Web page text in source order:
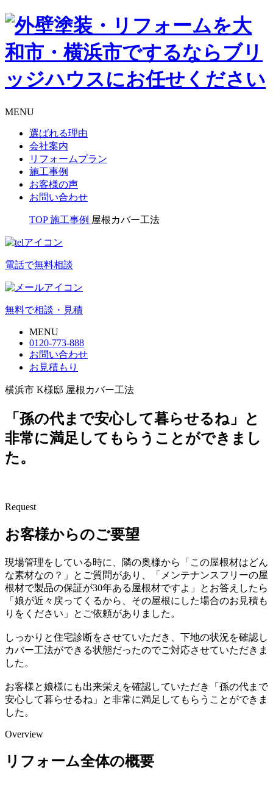
MENU
選ばれる理由
会社案内
リフォームプラン
施工事例
お客様の声
お問い合わせ
TOP 施工事例 屋根カバー工法
電話で無料相談
無料で相談・見積
MENU
0120-773-888
お問い合わせ
お見積もり
横浜市 K様邸 屋根カバー工法
「孫の代まで安心して暮らせるね」と
非常に満足してもらうことができまし
た。
Request
お客様からのご要望
現場管理をしている時に、隣の奥様から「この屋根材はどん
な素材なの？」とご質問があり、「メンテナンスフリーの屋
根材で製品の保証が30年ある屋根材ですよ」とお答えしたら
「娘が近々戻ってくるから、その屋根にした場合のお見積も
りをください」とご依頼がありました。
しっかりと住宅診断をさせていただき、下地の状況を確認し
カバー工法ができる状態だったのでご対応させていただきま
した。
お客様と娘様にも出来栄えを確認していただき「孫の代まで
安心して暮らせるね」と非常に満足してもらうことができま
した。
Overview
リフォーム全体の概要